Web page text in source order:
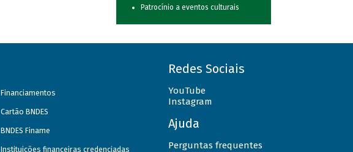
Patrocínio a eventos culturais
Financiamentos
Cartão BNDES
BNDES Finame
Instituições financeiras credenciadas
Redes Sociais
YouTube
Instagram
Ajuda
Perguntas frequentes